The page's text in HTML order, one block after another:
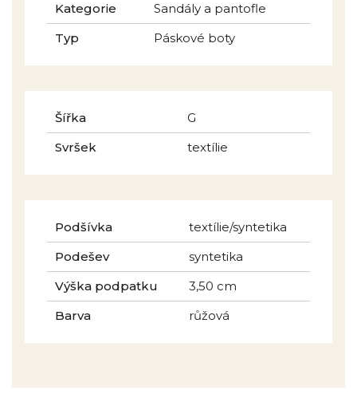
Kategorie
Sandály a pantofle
Typ
Páskové boty
Šířka
G
Svršek
textílie
Podšívka
textílie/syntetika
Podešev
syntetika
Výška podpatku
3,50 cm
Barva
růžová